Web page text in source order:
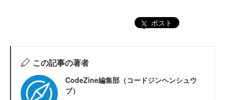
ポスト
この記事の著者
CodeZine編集部（コードジンヘンシュウ
ブ）